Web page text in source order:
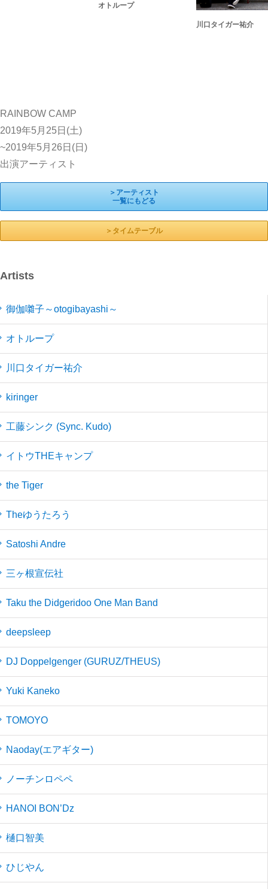
オトループ
川口タイガー祐介
RAINBOW CAMP
2019年5月25日(土)
~2019年5月26日(日)
出演アーティスト
＞アーティスト
一覧にもどる
＞タイムテーブル
Artists
御伽囃子～otogibayashi～
オトループ
川口タイガー祐介
kiringer
工藤シンク (Sync. Kudo)
イトウTHEキャンプ
the Tiger
Theゆうたろう
Satoshi Andre
三ヶ根宣伝社
Taku the Didgeridoo One Man Band
deepsleep
DJ Doppelgenger (GURUZ/THEUS)
Yuki Kaneko
TOMOYO
Naoday(エアギター)
ノーチンロペペ
HANOI BON’Dz
樋口智美
ひじやん